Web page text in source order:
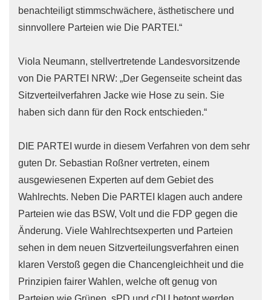
benachteiligt stimmschwächere, ästhetischere und
sinnvollere Parteien wie Die PARTEI.“
Viola Neumann, stellvertretende Landesvorsitzende
von Die PARTEI NRW: „Der Gegenseite scheint das
Sitzverteilverfahren Jacke wie Hose zu sein. Sie
haben sich dann für den Rock entschieden.“
DIE PARTEI wurde in diesem Verfahren von dem sehr
guten Dr. Sebastian Roßner vertreten, einem
ausgewiesenen Experten auf dem Gebiet des
Wahlrechts. Neben Die PARTEI klagen auch andere
Parteien wie das BSW, Volt und die FDP gegen die
Änderung. Viele Wahlrechtsexperten und Parteien
sehen in dem neuen Sitzverteilungsverfahren einen
klaren Verstoß gegen die Chancengleichheit und die
Prinzipien fairer Wahlen, welche oft genug von